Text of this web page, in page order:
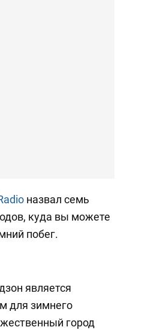
назвал семь
куда вы можете
побег.
является
для зимнего
город